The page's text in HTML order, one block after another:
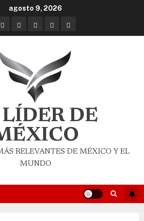
agosto 9, 2026
DE
RELEVANTES DE MÉXICO Y EL
MUNDO